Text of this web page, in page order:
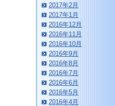
2017年2月
2017年1月
2016年12月
2016年11月
2016年10月
2016年9月
2016年8月
2016年7月
2016年6月
2016年5月
2016年4月